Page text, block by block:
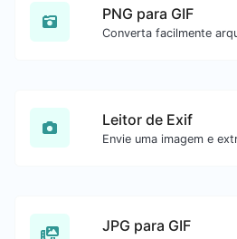
PNG para GIF
Leitor de Exif
JPG para GIF